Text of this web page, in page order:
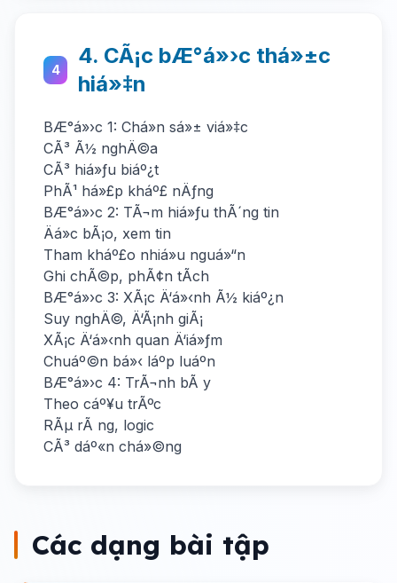
4
4. CÃ¡c bÆ°á»›c thá»±c
hiá»‡n
BÆ°á»›c 1: Chá»n sá»± viá»‡c
CÃ³ Ã½ nghÄ©a
CÃ³ hiá»ƒu biáº¿t
PhÃ¹ há»£p kháº£ nÄƒng
BÆ°á»›c 2: TÃ¬m hiá»ƒu thÃ´ng tin
Äá»c bÃ¡o, xem tin
Tham kháº£o nhiá»u nguá»“n
Ghi chÃ©p, phÃ¢n tÃ­ch
BÆ°á»›c 3: XÃ¡c Ä‘á»‹nh Ã½ kiáº¿n
Suy nghÄ©, Ä‘Ã¡nh giÃ¡
XÃ¡c Ä‘á»‹nh quan Ä‘iá»ƒm
Chuáº©n bá»‹ láº­p luáº­n
BÆ°á»›c 4: TrÃ¬nh bÃ y
Theo cáº¥u trÃºc
RÃµ rÃ ng, logic
CÃ³ dáº«n chá»©ng
Các dạng bài tập